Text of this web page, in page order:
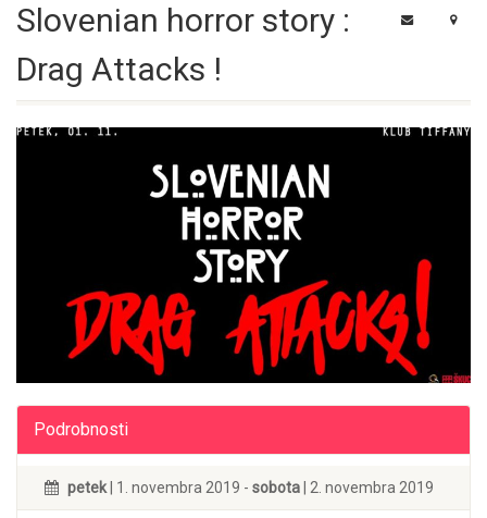
Slovenian horror story :
Drag Attacks !
Podrobnosti
petek | 1. novembra 2019 - sobota | 2. novembra 2019